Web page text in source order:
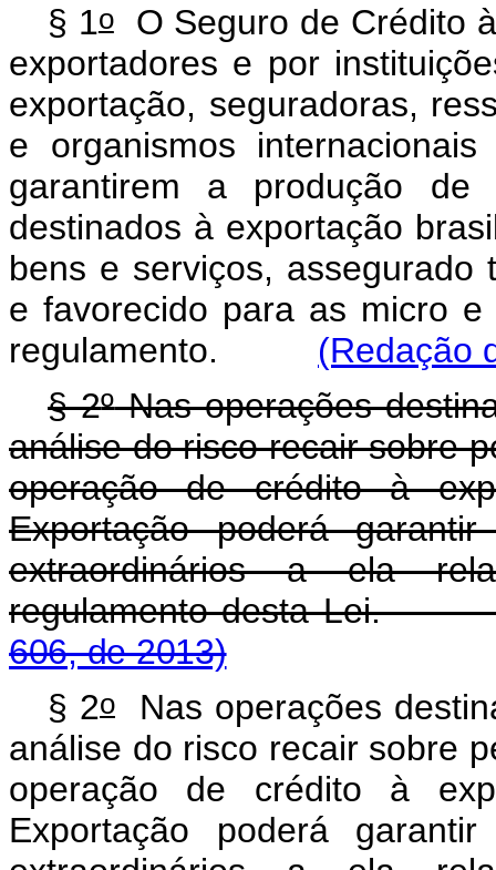
§ 1oO Seguro de Crédito
exportadores e por
exportação, seguradoras,
e organismos
garantirem a produção
destinados à exportação
bens e serviços, assegurado
e favorecido para as micro
regulamento. (Redação
§ 2ºNas operações
análise do risco recair sobre
operação de crédito à
Exportação poderá
extraordinários a ela
regulamento desta
606, de 2013)
§ 2o Nas operações
análise do risco recair sobre
operação de crédito à
Exportação poderá